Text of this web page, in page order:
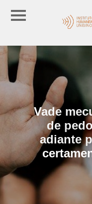
Vade
de
adiante